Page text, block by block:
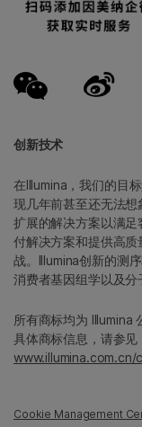
创新技术
在Illumina，我们的目
现几年前甚至还无法
扩展的解决方案以满
付解决方案和提供高
战。Illumina创新的测
消费者基因组学以及分
所有商标均为 Illumina
具体商标信息，请参见
Cookie Management